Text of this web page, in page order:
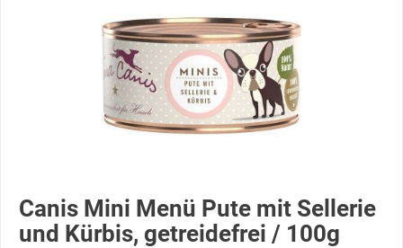
Canis Mini Menü Pute mit Sellerie
und Kürbis, getreidefrei / 100g